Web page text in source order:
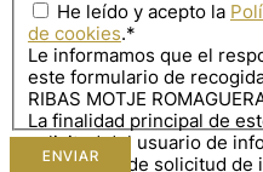
He leído y acepto la
de cookies.*
Le informamos que el
este formulario de
RIBAS MOTJE
La finalidad principal de
solicitud del usuario de
su petición de solicitud